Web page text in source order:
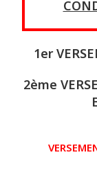
1er
2ème